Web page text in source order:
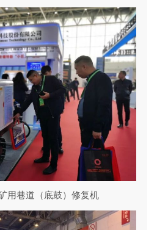
用巷道（底鼓）修复机